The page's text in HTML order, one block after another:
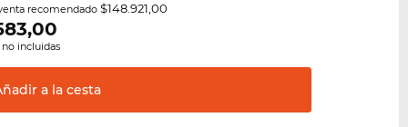
recomendado$148.921,00
no incluidas
a la cesta